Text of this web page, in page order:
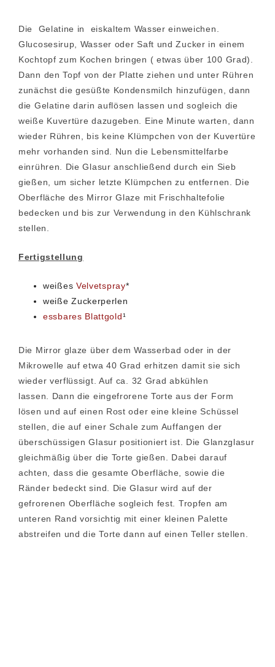
Die Gelatine in eiskaltem Wasser einweichen.
Glucosesirup, Wasser oder Saft und Zucker in einem
Kochtopf zum Kochen bringen ( etwas über 100 Grad).
Dann den Topf von der Platte ziehen und unter Rühren
zunächst die gesüßte Kondensmilch hinzufügen, dann
die Gelatine darin auflösen lassen und sogleich die
weiße Kuvertüre dazugeben. Eine Minute warten, dann
wieder Rühren, bis keine Klümpchen von der Kuvertüre
mehr vorhanden sind. Nun die Lebensmittelfarbe
einrühren. Die Glasur anschließend durch ein Sieb
gießen, um sicher letzte Klümpchen zu entfernen. Die
Oberfläche des Mirror Glaze mit Frischhaltefolie
bedecken und bis zur Verwendung in den Kühlschrank
stellen.
Fertigstellung
weißes Velvetspray*
weiße Zuckerperlen
essbares Blattgold¹
Die Mirror glaze über dem Wasserbad oder in der
Mikrowelle auf etwa 40 Grad erhitzen damit sie sich
wieder verflüssigt. Auf ca. 32 Grad abkühlen
lassen. Dann die eingefrorene Torte aus der Form
lösen und auf einen Rost oder eine kleine Schüssel
stellen, die auf einer Schale zum Auffangen der
überschüssigen Glasur positioniert ist. Die Glanzglasur
gleichmäßig über die Torte gießen. Dabei darauf
achten, dass die gesamte Oberfläche, sowie die
Ränder bedeckt sind. Die Glasur wird auf der
gefrorenen Oberfläche sogleich fest. Tropfen am
unteren Rand vorsichtig mit einer kleinen Palette
abstreifen und die Torte dann auf einen Teller stellen.